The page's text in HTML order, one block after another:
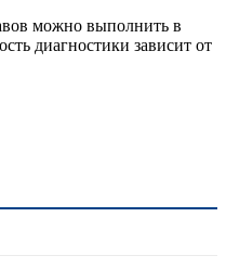
можно выполнить в
диагностики зависит от